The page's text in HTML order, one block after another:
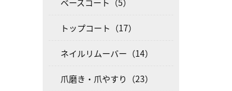
トップコート（17）
ネイルリムーバー（14）
爪磨き・爪やすり（23）